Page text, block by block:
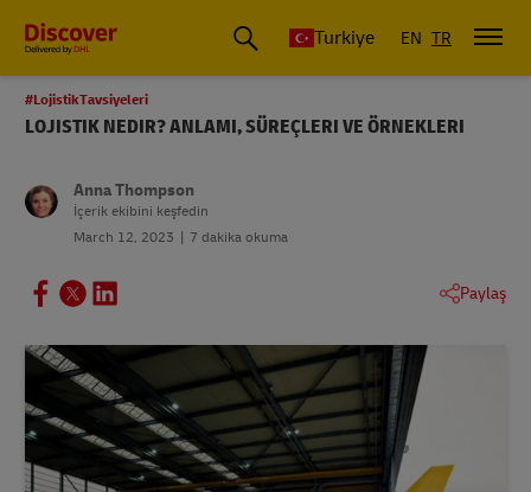
Discover Türkiye Turkiye EN TR
#LojistikTavsiyeleri
LOJISTIK NEDIR? ANLAMI, SÜREÇLERI VE ÖRNEKLERI
Anna Thompson
İçerik ekibini keşfedin
March 12, 2023
7 dakika okuma
Paylaş